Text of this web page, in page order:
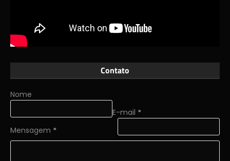
Contato
Nome
E-mail *
Mensagem *